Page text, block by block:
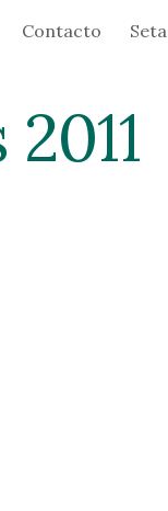
Skip to navigation
Contacto